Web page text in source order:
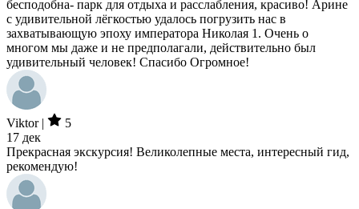
бесподобна- парк для отдыха и расслабления, красиво! Арине
с удивительной лёгкостью удалось погрузить нас в
захватывающую эпоху императора Николая 1. Очень о
многом мы даже и не предполагали, действительно был
удивительный человек! Спасибо Огромное!
Viktor |
5
17 дек
Прекрасная экскурсия! Великолепные места, интересный гид,
рекомендую!